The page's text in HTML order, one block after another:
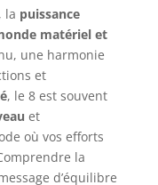
la puissance
matériel et
une harmonie
et
, le 8 est souvent
et
où vos efforts
la
d’équilibre